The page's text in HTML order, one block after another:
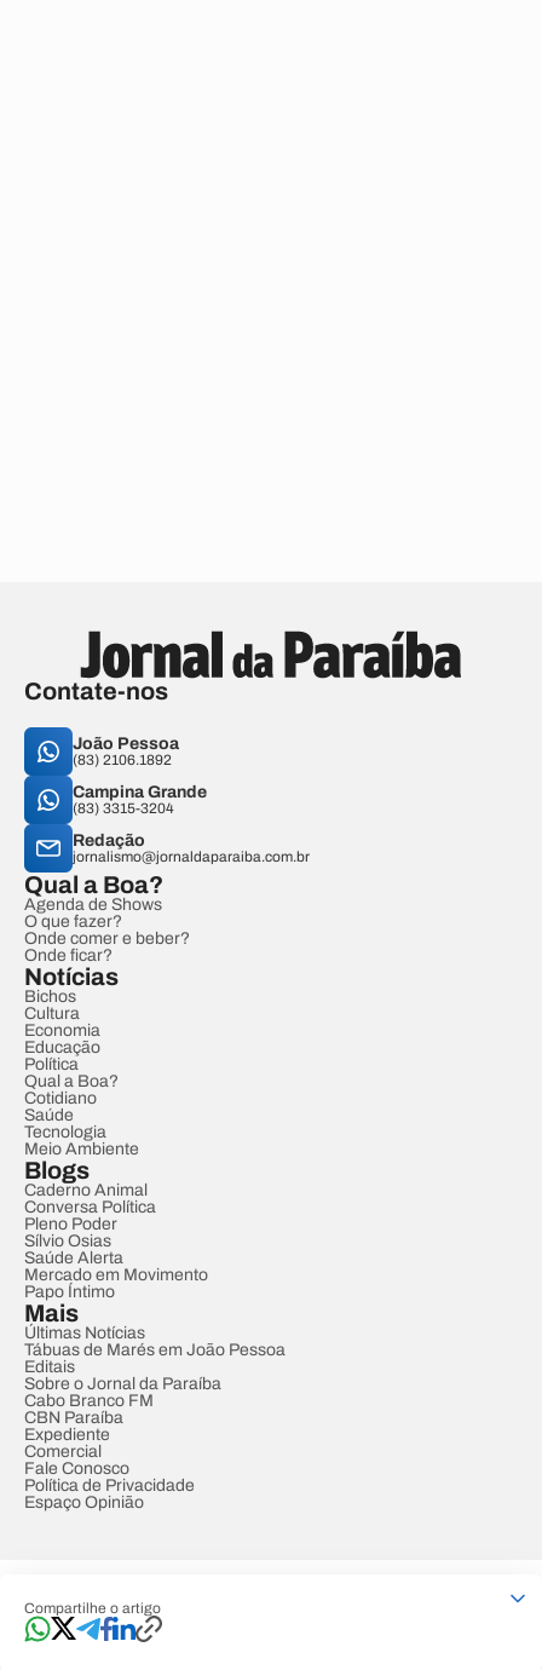
Compartilhe o artigo
Contate-nos
João Pessoa
(83) 2106.1892
Campina Grande
(83) 3315-3204
Redação
jornalismo@jornaldaparaiba.com.br
Qual a Boa?
Agenda de Shows
O que fazer?
Onde comer e beber?
Onde ficar?
Notícias
Bichos
Cultura
Economia
Educação
Política
Qual a Boa?
Cotidiano
Saúde
Tecnologia
Meio Ambiente
Blogs
Caderno Animal
Conversa Política
Pleno Poder
Sílvio Osias
Saúde Alerta
Mercado em Movimento
Papo Íntimo
Mais
Últimas Notícias
Tábuas de Marés em João Pessoa
Editais
Sobre o Jornal da Paraíba
Cabo Branco FM
CBN Paraíba
Expediente
Comercial
Fale Conosco
Política de Privacidade
Espaço Opinião
Developed by Designed by